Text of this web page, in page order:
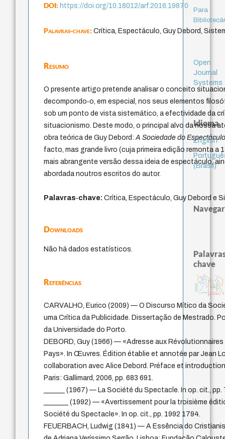
DOI:https://doi.org/10.18012/arf.2016.19870
Palavras-chave:Crítica, Espectáculo, Guy Debord,
Resumo
O presente artigo pretende analisar o conceito
decompondo‑o, em especial, nos seus elementos
sob um ponto de vista sistemático, a efectividade da
situacionismo. Deste modo, o principal alvo da nossa
obra teórica de Guy Debord:A Sociedade do
facto, mas grande livro (cuja primeira edição remonta a
mais abrangente versão dessa ideia de espectáculo,
abordada noutros escritos do autor.
Palavras‑chave: Crítica, Espectáculo, Guy Debord e
Downloads
Não há dados estatísticos.
Referências
CARVALHO, Eurico (2009) — O Discurso Mítico da
uma Crítica da Publicidade. Dissertação de Mestrado.
da Universidade do Porto.
DEBORD, Guy (1966) — «Adresse aux
Pays». In Œuvres. Édition établie et annotée par Jean
collaboration avec Alice Debord. Préface et
Paris: Gallimard, 2006, pp. 683 691.
______ (1967) — La Société du Spectacle. In op. cit., pp.
_______ (1992) — «Avertissement pour la troisième
Société du Spectacle». In op. cit., pp. 1992 1794.
FEUERBACH, Ludwig (1841) — A Essência do
Para
Open
Journal
Systems
Idioma
English
(Brasil)
Navegar
chave
fundamentalismo jacobi
protágoras
experiência temporal metafísica do tempo
género
idade
intolerânciahomem-medida
j.c.m. neto
palavra
perdón
leyes violencia
logos
direito romano
pedagogia
lei acquaintance
desejo
bataille
mind
therapy
arte de educar
realidad